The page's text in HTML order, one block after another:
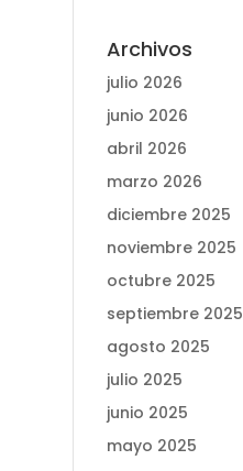
Archivos
julio 2026
junio 2026
abril 2026
marzo 2026
diciembre 2025
noviembre 2025
octubre 2025
septiembre 2025
agosto 2025
julio 2025
junio 2025
mayo 2025